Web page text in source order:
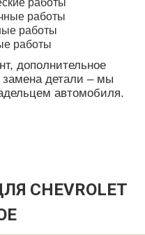
работы
работы
работы
работы
дополнительное
замена детали – мы
автомобиля.
CHEVROLET